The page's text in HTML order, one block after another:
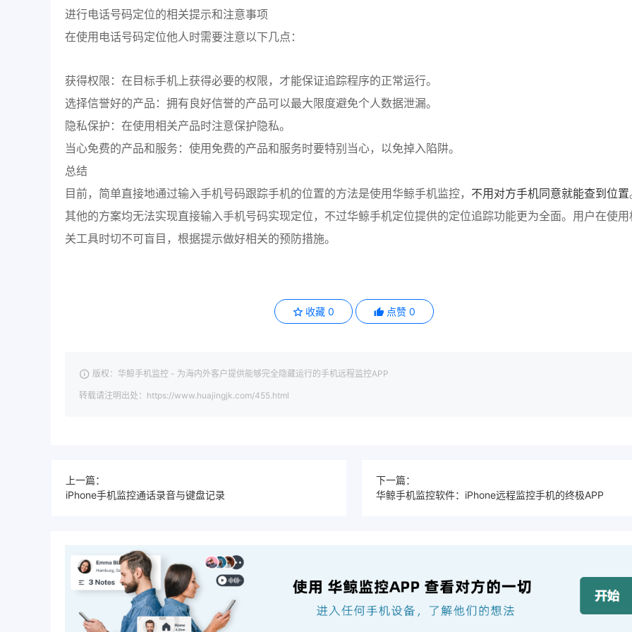
进行电话号码定位的相关提示和注意事项
在使用电话号码定位他人时需要注意以下几点：
获得权限：在目标手机上获得必要的权限，才能保证追踪程序的正常运行。
选择信誉好的产品：拥有良好信誉的产品可以最大限度避免个人数据泄漏。
隐私保护：在使用相关产品时注意保护隐私。
当心免费的产品和服务：使用免费的产品和服务时要特别当心，以免掉入陷阱。
总结
目前，简单直接地通过输入手机号码跟踪手机的位置的方法是使用华鲸手机监控， 不用对方手机同意就能查到位置
其他的方案均无法实现直接输入手机号码实现定位，不过华鲸手机定位提供的定位追踪功能更为全面。用户在使用
关工具时切不可盲目，根据提示做好相关的预防措施。
收藏 0 点赞 0
版权：华鲸手机监控 - 为海内外客户提供能够完全隐藏运行的手机远程监控APP
转载请注明出处：https://www.huajingjk.com/455.html
上一篇：
iPhone手机监控通话录音与键盘记录
下一篇：
华鲸手机监控软件：iPhone远程监控手机的终极APP